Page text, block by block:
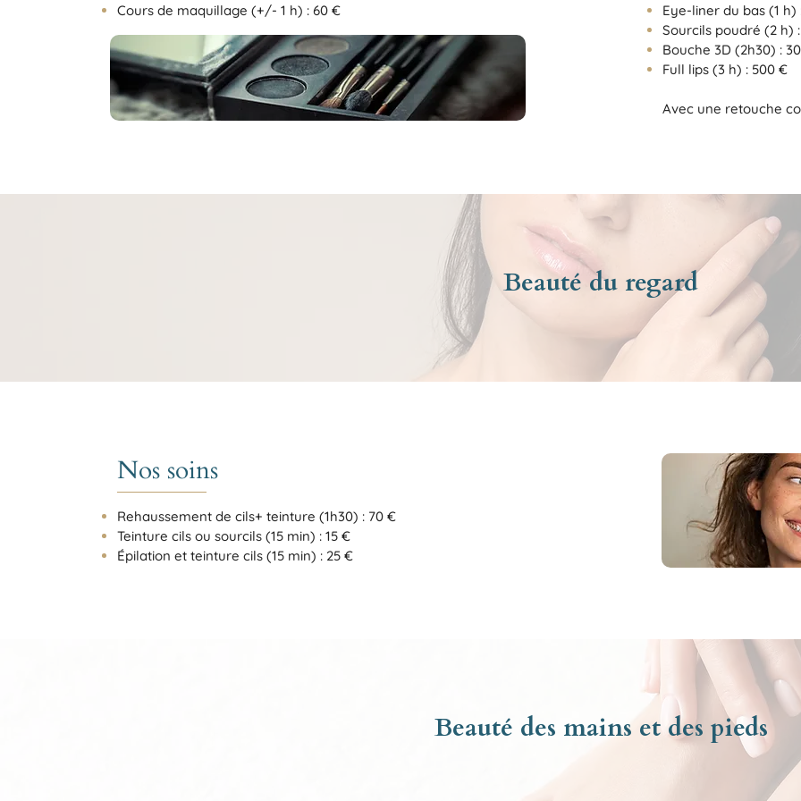
Cours de maquillage (+/- 1 h) : 60 €
Eye-liner du bas (1 h)
Sourcils poudré (2 h)
Bouche 3D (2h30) :
Full lips (3 h) : 500 €
Avec une retouche
Beauté du regard
Nos soins
Rehaussement de cils+ teinture (1h30) : 70 €
Teinture cils ou sourcils (15 min) : 15 €
Épilation et teinture cils (15 min) : 25 €
Beauté des mains et des pieds